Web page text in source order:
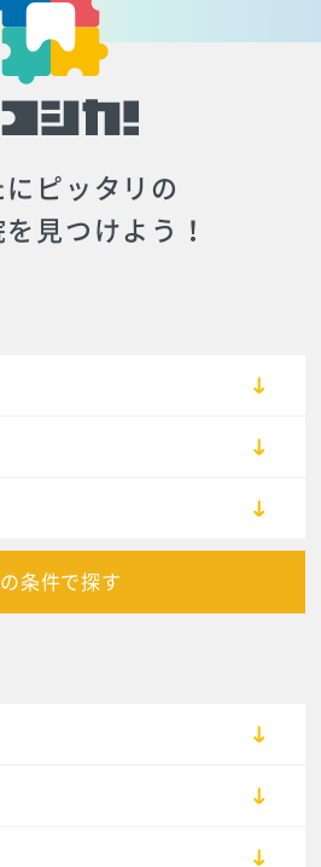
にピッタリの
見つけよう！
条件で探す